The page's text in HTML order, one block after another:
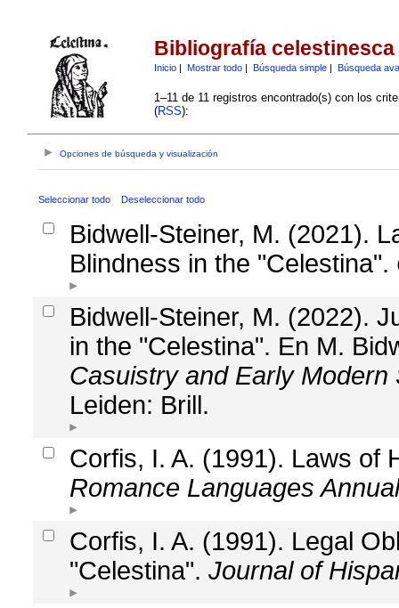
Bibliografía celestinesca
Inicio| Mostrar todo| Búsqueda simple| Búsqueda
1–11 de 11 registros encontrado(s) con los
(RSS):
Opciones de búsqueda y visualización
Seleccionar todo Deseleccionar todo
Bidwell-Steiner, M. (2021).
Blindness in the "Celestina".
Bidwell-Steiner, M. (2022).
in the "Celestina". En M.
Casuistry and Early Modern
Leiden: Brill.
Corfis, I. A. (1991). Laws of
Romance Languages Annual
Corfis, I. A. (1991). Legal
"Celestina". Journal of